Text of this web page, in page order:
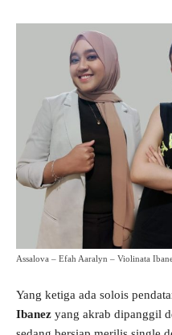
Assalova – Efah Aaralyn – Violinata
Yang ketiga ada solois
Ibanez yang akrab dipanggil